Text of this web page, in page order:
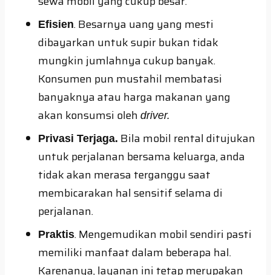
Efisien. Besarnya uang yang mesti
dibayarkan untuk supir bukan tidak
mungkin jumlahnya cukup banyak.
Konsumen pun mustahil membatasi
banyaknya atau harga makanan yang
akan konsumsi oleh driver.
Privasi Terjaga. Bila mobil rental ditujukan
untuk perjalanan bersama keluarga, anda
tidak akan merasa terganggu saat
membicarakan hal sensitif selama di
perjalanan.
Praktis. Mengemudikan mobil sendiri pasti
memiliki manfaat dalam beberapa hal.
Karenanya, layanan ini tetap merupakan